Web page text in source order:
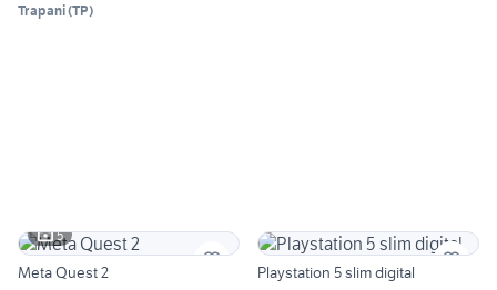
Trapani(TP)
5
Meta Quest 2 Playstation 5 slim digital